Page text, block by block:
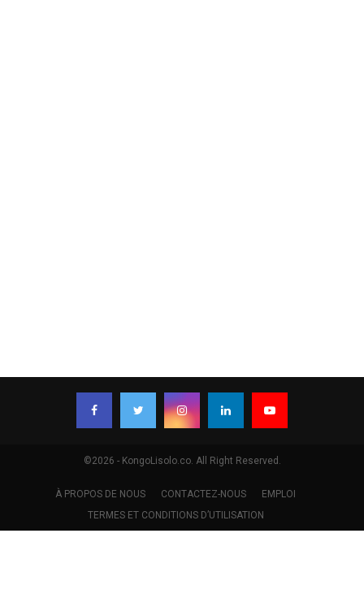
©2026 - KongoLisolo.co. All Right Reserved.
À PROPOS DE NOUS CONTACTEZ-NOUS
EMPLOI
TERMES ET CONDITIONS D’UTILISATION